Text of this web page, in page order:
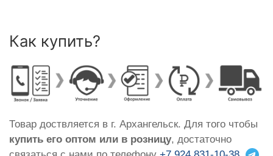
Как купить?
Товар доствляется в г. Архангельск. Для того чтобы
купить его оптом или в розницу, достаточно